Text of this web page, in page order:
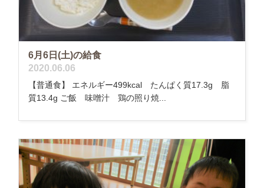
6月6日(土)の給食
2020.06.06
【普通食】 エネルギー499kcal たんぱく質17.3g 脂
質13.4g ご飯 味噌汁 鶏の照り焼...